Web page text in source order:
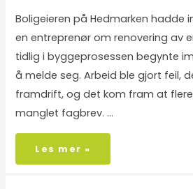
Boligeieren på Hedmarken hadde
en entreprenør om renovering av
tidlig i byggeprosessen begynte
å melde seg. Arbeid ble gjort feil,
framdrift, og det kom fram at
manglet fagbrev. …
Les mer »